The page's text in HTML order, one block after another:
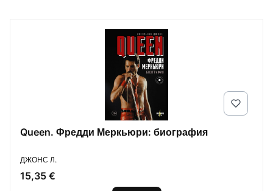
Queen. Фредди Меркьюри: биография
ПРОИЗВОДИТЕЛЬ
ДЖОНС Л.
Цена
15,35 €